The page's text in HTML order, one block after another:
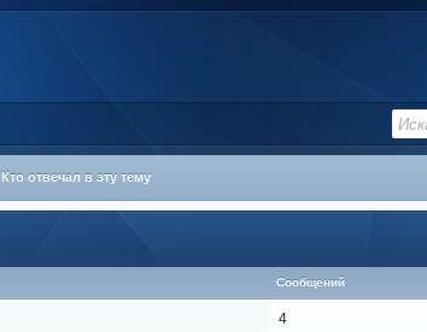
Кто отвечал в эту тему
Сообщений
4